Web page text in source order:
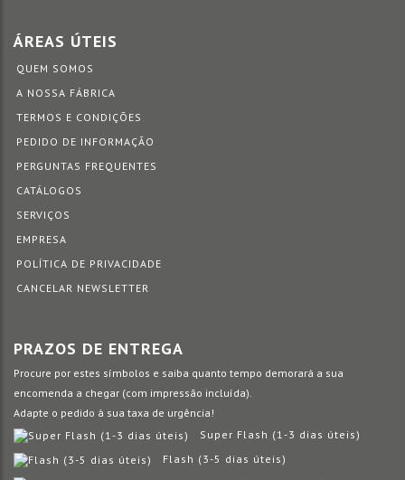
ÁREAS ÚTEIS
QUEM SOMOS
A NOSSA FÁBRICA
TERMOS E CONDIÇÕES
PEDIDO DE INFORMAÇÃO
PERGUNTAS FREQUENTES
CATÁLOGOS
SERVIÇOS
EMPRESA
POLÍTICA DE PRIVACIDADE
CANCELAR NEWSLETTER
PRAZOS DE ENTREGA
Procure por estes símbolos e saiba quanto tempo demorará a sua
encomenda a chegar (com impressão incluída).
Adapte o pedido à sua taxa de urgência!
Super Flash (1-3 dias úteis)
Flash (3-5 dias úteis)